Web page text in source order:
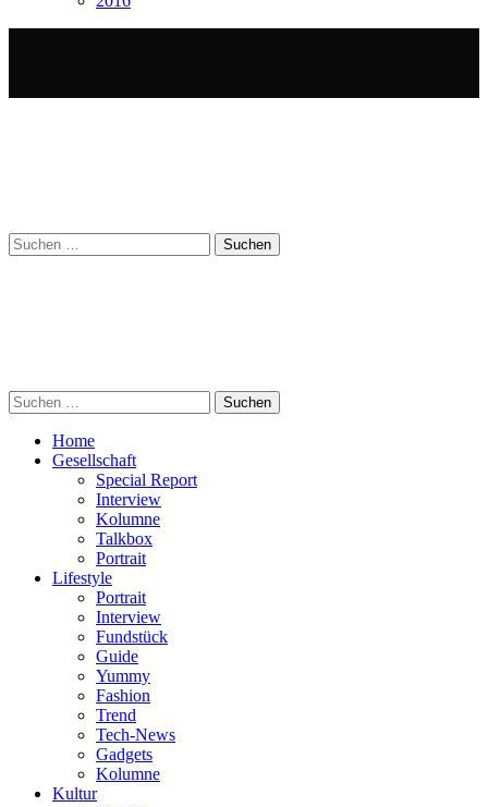
Suchen
nach:
Suchen
nach:
Home
Gesellschaft
Special Report
Interview
Kolumne
Talkbox
Portrait
Lifestyle
Portrait
Interview
Fundstück
Guide
Yummy
Fashion
Trend
Tech-News
Gadgets
Kolumne
Kultur